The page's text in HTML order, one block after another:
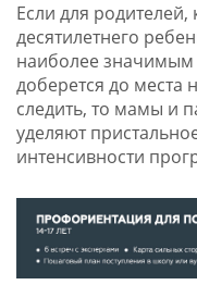
Если для
десятилетнего
наиболее значимым
доберется до места
следить, то мамы и
уделяют
интенсивности